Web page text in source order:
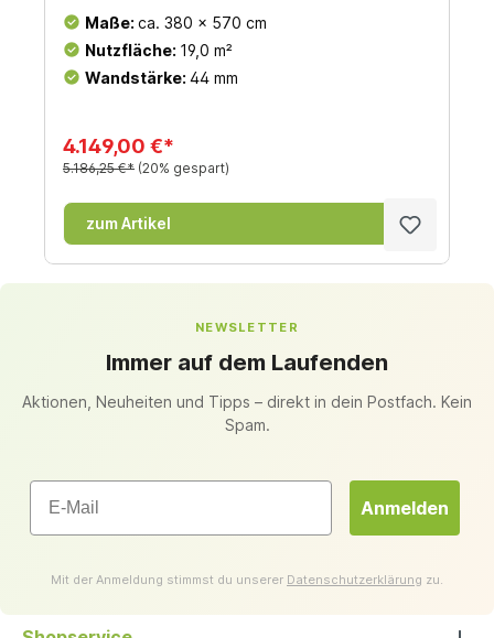
Maße: ca. 380 x 570 cm
Nutzfläche: 19,0 m²
Wandstärke: 44 mm
4.149,00 €*
5.186,25 €* (20% gespart)
zum Artikel
NEWSLETTER
Immer auf dem Laufenden
Aktionen, Neuheiten und Tipps – direkt in dein Postfach. Kein
Spam.
Email
Anmelden
Mit der Anmeldung stimmst du unserer Datenschutzerklärung zu.